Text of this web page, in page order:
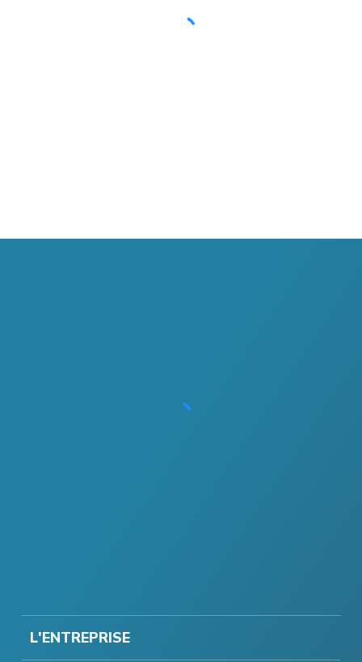
L'ENTREPRISE